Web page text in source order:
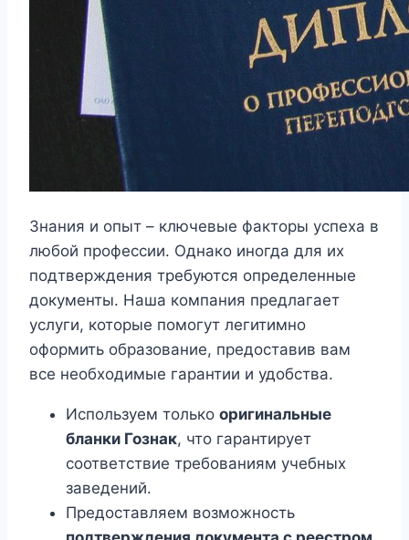
Знания и опыт – ключевые факторы успеха в
любой профессии. Однако иногда для их
подтверждения требуются определенные
документы. Наша компания предлагает
услуги, которые помогут легитимно
оформить образование, предоставив вам
все необходимые гарантии и удобства.
Используем только оригинальные
бланки Гознак, что гарантирует
соответствие требованиям учебных
заведений.
Предоставляем возможность